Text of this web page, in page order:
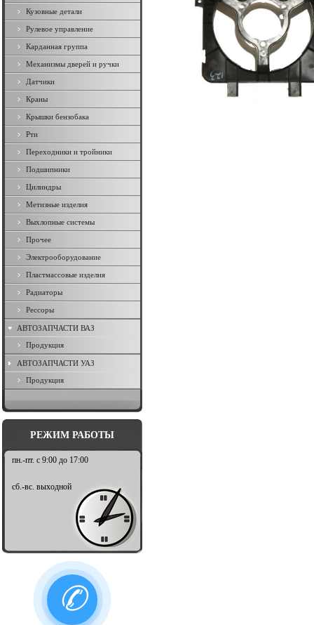
Кузовные детали
Рулевое управление
Карданная группа
Механизмы дверей и ручки
Датчики
Краны
Крышки бензобака
Рти
Переходники и тройники
Подшипники
Цилиндры
Метизные изделия
Выхлопные системы
Прочее
Электрооборудование
Пластмассовые изделия
Радиаторы
Рессоры
АВТОЗАПЧАСТИ ВАЗ
Продукция
АВТОЗАПЧАСТИ УАЗ
Продукция
РЕЖИМ РАБОТЫ
пн.-пт. с 9:00 до 17:00
сб.-вс. выходной
✆